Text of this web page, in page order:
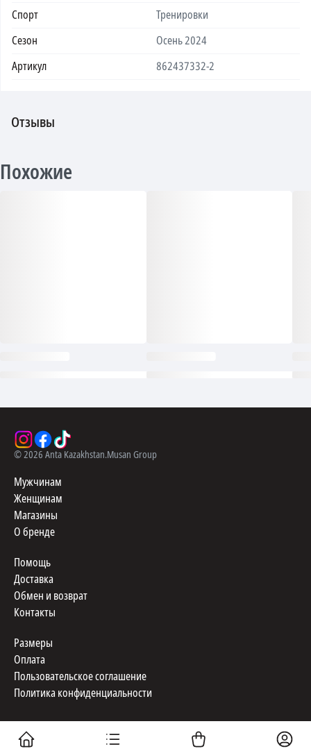
Спорт
Тренировки
Сезон
Осень 2024
Артикул
862437332-2
Отзывы
Похожие
©2026 Anta Kazakhstan.Musan Group
Мужчинам
Женщинам
Магазины
О бренде
Помощь
Доставка
Обмен и возврат
Контакты
Размеры
Оплата
Пользовательское соглашение
Политика конфиденциальности